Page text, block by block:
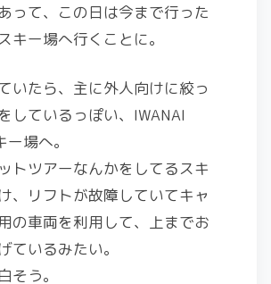
って、この日は今まで行った
キー場へ行くことに。
いたら、主に外人向けに絞っ
しているっぽい、IWANAI
ー場へ。
トツアーなんかをしてるスキ
、リフトが故障していてキャ
の車両を利用して、上までお
ているみたい。
そう。